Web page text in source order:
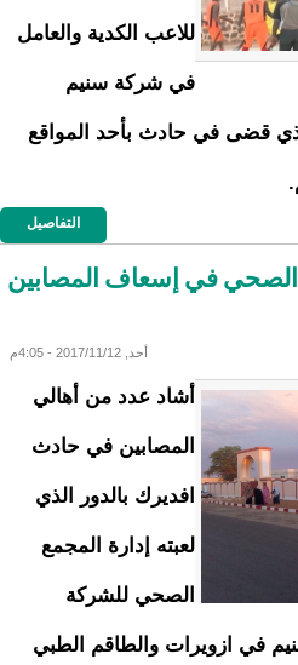
للاعب الكدية والعامل
في شركة سنيم
قضى في حادث بأحد المواقع
التفاصيل
الصحي في إسعاف المصابين
أحد, 2017/11/12 - 4:05م
أشاد عدد من أهالي
المصابين في حادث
افديرك بالدور الذي
لعبته إدارة المجمع
الصحي للشركة
في ازويرات والطاقم الطبي